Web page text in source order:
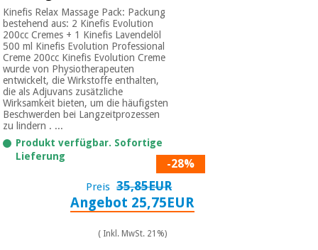
Aerobic,
fitness
und
pilates
Sport
und
spiele
Sanitärkleiderschränke
Veterinärmedizin
Fisaude
Tech
Academy
Essentielles
schutzmaterial
für
coronaviren
Aerobic,
fitness
und
Kinefis Relax Massage Pack: Packung
bestehend aus: 2 Kinefis Evolution
200cc Cremes + 1 Kinefis Lavendelöl
500 ml Kinefis Evolution Professional
Creme 200cc Kinefis Evolution Creme
wurde von Physiotherapeuten
entwickelt, die Wirkstoffe enthalten,
die als Adjuvans zusätzliche
Wirksamkeit bieten, um die häufigsten
Beschwerden bei Langzeitprozessen
zu lindern . ...
Produkt verfügbar. Sofortige
Lieferung
-28%
Preis 35,85EUR
Angebot 25,75EUR
( Inkl. MwSt. 21%)